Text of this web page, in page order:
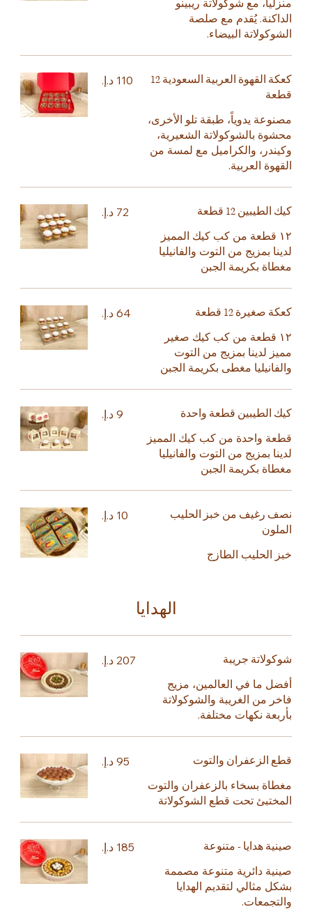
الداكنة. يُقدم مع صلصة
الشوكولاتة البيضاء.
كعكة القهوة العربية السعودية 12
قطعة
مصنوعة يدوياً، طبقة تلو الأخرى،
محشوة بالشوكولاتة الشعيرية،
وكيندر، والكراميل مع لمسة من
القهوة العربية.
كيك الطيبين 12 قطعة
١٢ قطعة من كب كيك المميز
لدينا بمزيج من التوت والفانيليا
مغطاة بكريمة الجبن
كعكة صغيرة 12 قطعة
١٢ قطعة من كب كيك صغير
مميز لدينا بمزيج من التوت
والفانيليا مغطى بكريمة الجبن
كيك الطيبين قطعة واحدة
قطعة واحدة من كب كيك المميز
لدينا بمزيج من التوت والفانيليا
مغطاة بكريمة الجبن
نصف رغيف من خبز الحليب
الملون
خبز الحليب الطازج
الهدايا
شوكولاتة جريبة
أفضل ما في العالمين، مزيج
فاخر من الغريبة والشوكولاتة
بأربعة نكهات مختلفة.
قطع الزعفران والتوت
مغطاة بسخاء بالزعفران والتوت
المختبئ تحت قطع الشوكولاتة
صينية هدايا - متنوعة
صينية دائرية متنوعة مصممة
بشكل مثالي لتقديم الهدايا
والتجمعات.